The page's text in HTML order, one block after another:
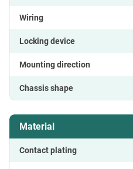
Wiring
Locking device
Mounting direction
Chassis shape
Material
Contact plating